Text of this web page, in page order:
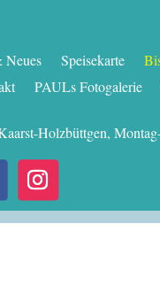
Neues Speisekarte
PAULs Fotogalerie
Holzbüttgen,